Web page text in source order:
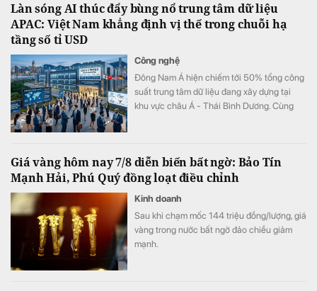
thị - Khu công nghiệp.
Làn sóng AI thúc đẩy bùng nổ trung tâm dữ liệu
APAC: Việt Nam khẳng định vị thế trong chuỗi hạ
tầng số tỉ USD
Công nghệ
Đông Nam Á hiện chiếm tới 50% tổng công
suất trung tâm dữ liệu đang xây dựng tại
khu vực châu Á - Thái Bình Dương. Cùng
cầu với nguồn cung tương lai tại TP.HCM
đạt 68MW cùng nhiều thỏa thuận đầu tư
Giá vàng hôm nay 7/8 diễn biến bất ngờ: Bảo Tín
Mạnh Hải, Phú Quý đồng loạt điều chỉnh
Kinh doanh
Sau khi chạm mốc 144 triệu đồng/lượng, giá
vàng trong nước bất ngờ đảo chiều giảm
mạnh.